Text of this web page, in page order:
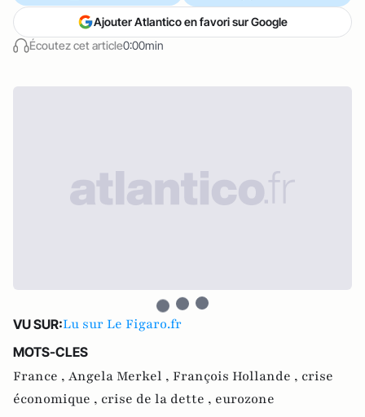
Écoutez cet article0:00min
Ajouter Atlantico en favori sur Google
VU SUR:Lu sur Le Figaro.fr
MOTS-CLES
France , Angela Merkel , François Hollande , crise
économique , crise de la dette , eurozone